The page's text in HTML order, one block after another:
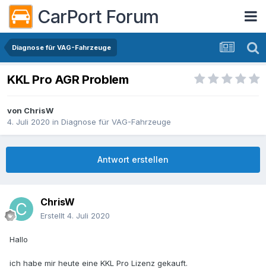
CarPort Forum
Diagnose für VAG-Fahrzeuge
KKL Pro AGR Problem
von ChrisW
4. Juli 2020 in Diagnose für VAG-Fahrzeuge
Antwort erstellen
ChrisW
Erstellt 4. Juli 2020
Hallo
ich habe mir heute eine KKL Pro Lizenz gekauft.